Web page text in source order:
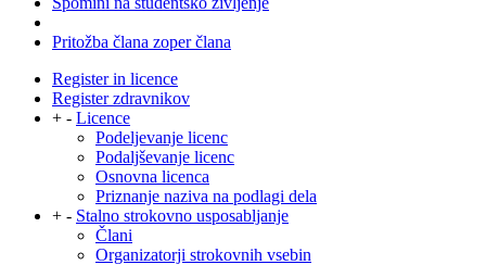
Pritožba člana zoper člana
Register in licence
Register zdravnikov
+ - Licence
Podeljevanje licenc
Podaljševanje licenc
Osnovna licenca
Priznanje naziva na podlagi dela
+ - Stalno strokovno usposabljanje
Člani
Organizatorji strokovnih vsebin